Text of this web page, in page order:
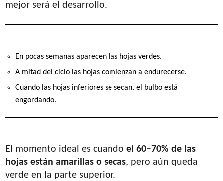
mejor será el desarrollo.
En pocas semanas aparecen las hojas verdes.
A mitad del ciclo las hojas comienzan a endurecerse.
Cuando las hojas inferiores se secan, el bulbo está
engordando.
El momento ideal es cuandoel 60–70% de las
hojas están amarillas o secas, pero aún queda
verde en la parte superior.